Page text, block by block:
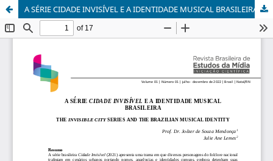
A SÉRIE CIDADE INVISÍVEL E A IDENTIDADE MUSICAL BRASILEIRA